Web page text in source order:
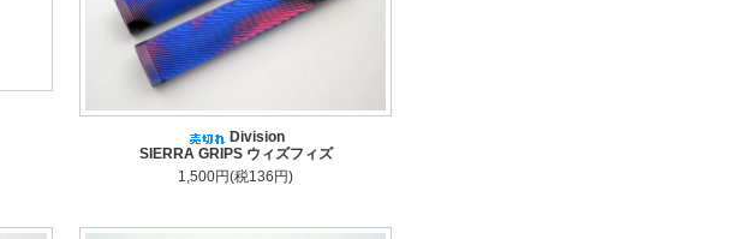
Division
SIERRA GRIPS ウィズフィズ
1,500円(税136円)